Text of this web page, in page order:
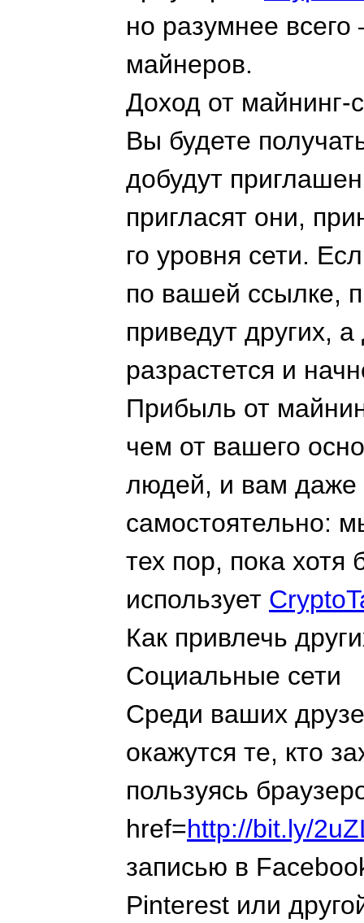
но разумнее
майнеров.
Доход от майнинг-
Вы будете
добудут
пригласят они,
го уровня сети.
по вашей ссылке,
приведут других,
разрастется и
Прибыль от
чем от вашего
людей, и вам даже
самостоятельно:
тех пор, пока хотя
использует
Как привлечь
Социальные сети
Среди ваших
окажутся те, кто
пользуясь
href=http://bit.ly/
записью в
Pinterest или